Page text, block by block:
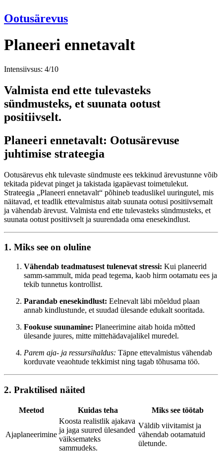
Ootusärevus
Planeeri ennetavalt
Intensiivsus: 4/10
Valmista end ette tulevasteks
sündmusteks, et suunata ootust
positiivselt.
Planeeri ennetavalt: Ootusärevuse
juhtimise strateegia
Ootusärevus ehk tulevaste sündmuste ees tekkinud ärevustunne võib
tekitada pidevat pinget ja takistada igapäevast toimetulekut.
Strateegia „Planeeri ennetavalt“ põhineb teaduslikel uuringutel, mis
näitavad, et teadlik ettevalmistus aitab suunata ootusi positiivsemalt
ja vähendab ärevust. Valmista end ette tulevasteks sündmusteks, et
suunata ootust positiivselt ja suurendada oma enesekindlust.
1. Miks see on oluline
Vähendab teadmatusest tulenevat stressi: Kui planeerid
samm-sammult, mida pead tegema, kaob hirm ootamatu ees ja
tekib tunnetus kontrollist.
Parandab enesekindlust: Eelnevalt läbi mõeldud plaan
annab kindlustunde, et suudad ülesande edukalt sooritada.
Fookuse suunamine: Planeerimine aitab hoida mõtted
ülesande juures, mitte mittehädavajalikel muredel.
Parem aja- ja ressursihaldus: Täpne ettevalmistus vähendab
korduvate veaohtude tekkimist ning tagab tõhusama töö.
2. Praktilised näited
Meetod Kuidas teha Miks see töötab
Ajaplaneerimine
Koosta realistlik ajakava
ja jaga suured ülesanded
väiksemateks
sammudeks.
Väldib viivitamist ja
vähendab ootamatuid
ületunde.